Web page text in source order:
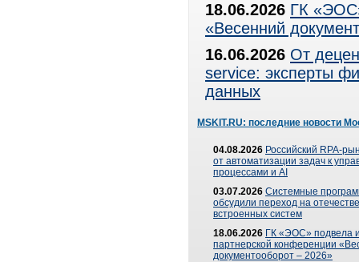
18.06.2026 ГК
«Весенний
16.06.2026 От
service: эксперты
данных
MSKIT.RU: последние новости
04.08.2026 Российский RPA-
от автоматизации задач к
процессами и AI
03.07.2026 Системные
обсудили переход на
встроенных систем
18.06.2026 ГК «ЭОС» подвела
партнерской конференции
документооборот – 2026»